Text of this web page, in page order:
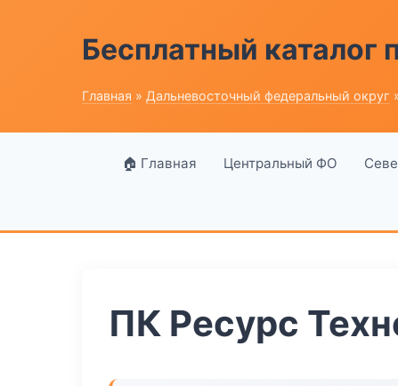
Бесплатный
Главная » Дальневосточный федеральный округ
🏠 Главная Центральный ФО
ПК Ресурс